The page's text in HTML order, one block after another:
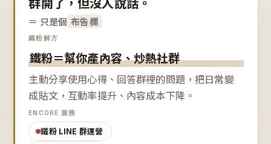
＝ 只是個 布告欄
鐵粉解方
鐵粉＝幫你產內容、炒熱社群
主動分享使用心得、回答群裡的問題，把日常變
成貼文，互動率提升、內容成本下降。
ENCORE 服務
鐵粉 LINE 群運營